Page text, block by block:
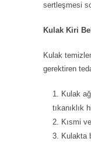
sertleşmesi
Kulak Kiri
Kulak
gerektiren
Kulak
tıkanıklık
Kısmi
Kulakta